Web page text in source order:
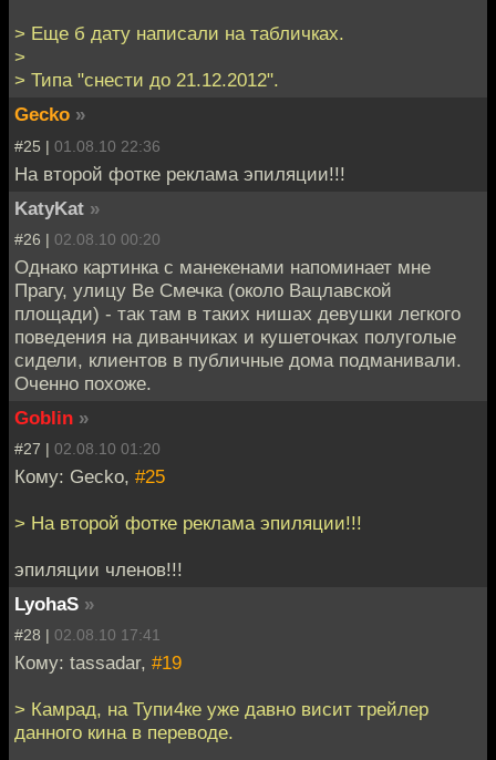
> Еще б дату написали на табличках.
>
> Типа "снести до 21.12.2012".
Gecko »
#25 | 01.08.10 22:36
На второй фотке реклама эпиляции!!!
KatyKat »
#26 | 02.08.10 00:20
Однако картинка с манекенами напоминает мне
Прагу, улицу Ве Смечка (около Вацлавской
площади) - так там в таких нишах девушки легкого
поведения на диванчиках и кушеточках полуголые
сидели, клиентов в публичные дома подманивали.
Оченно похоже.
Goblin »
#27 | 02.08.10 01:20
Кому: Gecko, #25
> На второй фотке реклама эпиляции!!!
эпиляции членов!!!
LyohaS »
#28 | 02.08.10 17:41
Кому: tassadar, #19
> Камрад, на Тупи4ке уже давно висит трейлер
данного кина в переводе.